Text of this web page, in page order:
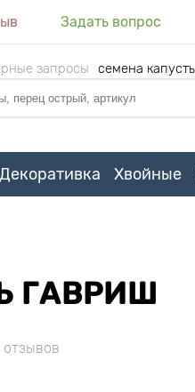
Задать вопрос
запросы семена
Декоративка Хвойные
ГАВРИШ
отзывов